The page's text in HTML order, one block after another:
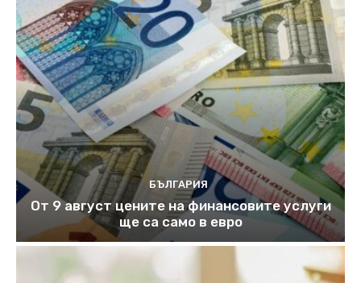
БЪЛГАРИЯ
От 9 август цените на финансовите услуги
ще са само в евро